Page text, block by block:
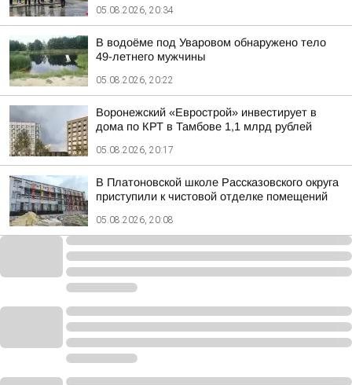
05.08.2026, 20:34
В водоёме под Уваровом обнаружено тело
49-летнего мужчины
05.08.2026, 20:22
Воронежский «Еврострой» инвестирует в
дома по КРТ в Тамбове 1,1 млрд рублей
05.08.2026, 20:17
В Платоновской школе Рассказовского округа
приступили к чистовой отделке помещений
05.08.2026, 20:08